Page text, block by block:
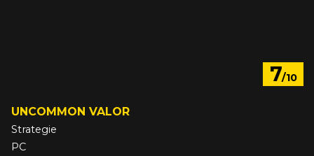
7/10
UNCOMMON VALOR
Strategie
PC